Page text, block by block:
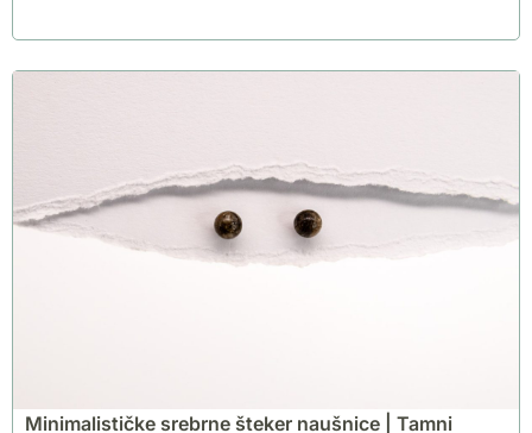
Minimalističke srebrne šteker naušnice | Tamni